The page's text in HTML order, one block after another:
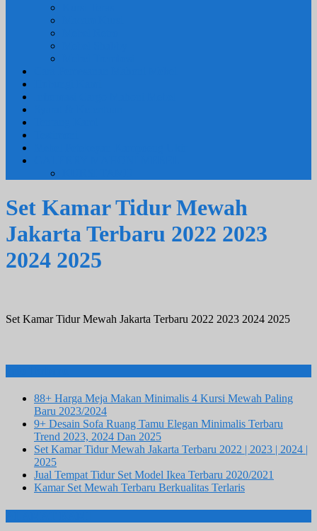
Set Kamar Tidur Mewah
Jakarta Terbaru 2022 2023
2024 2025
Set Kamar Tidur Mewah Jakarta Terbaru 2022 2023 2024 2025
88+ Harga Meja Makan Minimalis 4 Kursi Mewah Paling
Baru 2023/2024
9+ Desain Sofa Ruang Tamu Elegan Minimalis Terbaru
Trend 2023, 2024 Dan 2025
Set Kamar Tidur Mewah Jakarta Terbaru 2022 | 2023 | 2024 |
2025
Jual Tempat Tidur Set Model Ikea Terbaru 2020/2021
Kamar Set Mewah Terbaru Berkualitas Terlaris